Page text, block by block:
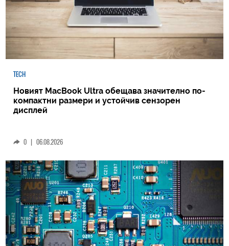
TECH
Новият MacBook Ultra обещава значително по-
компактни размери и устойчив сензорен
дисплей
0 | 06.08.2026